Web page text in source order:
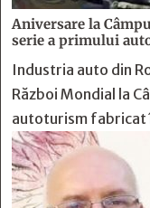
Aniversare la
serie a primului
Industria auto din
Război Mondial la
autoturism fabricat